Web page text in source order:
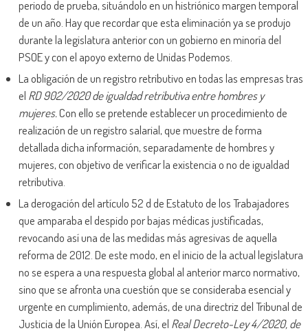
periodo de prueba, situándolo en un histriónico margen temporal
de un año. Hay que recordar que esta eliminación ya se produjo
durante la legislatura anterior con un gobierno en minoría del
PSOE y con el apoyo externo de Unidas Podemos.
La obligación de un registro retributivo en todas las empresas tras
el RD 902/2020 de igualdad retributiva entre hombres y
mujeres.Con ello se pretende establecer un procedimiento de
realización de un registro salarial, que muestre de forma
detallada dicha información, separadamente de hombres y
mujeres, con objetivo de verificar la existencia o no de igualdad
retributiva.
La derogación del artículo 52 d de Estatuto de los Trabajadores
que amparaba el despido por bajas médicas justificadas,
revocando así una de las medidas más agresivas de aquella
reforma de 2012. De este modo, en el inicio de la actual legislatura
no se espera a una respuesta global al anterior marco normativo,
sino que se afronta una cuestión que se consideraba esencial y
urgente en cumplimiento, además, de una directriz del Tribunal de
Justicia de la Unión Europea. Así, el Real Decreto-Ley 4/2020, de